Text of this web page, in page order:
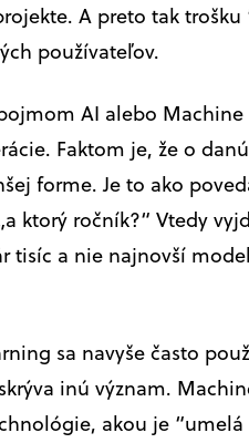
A preto tak trošku
používateľov.
AI alebo
Faktom je, že o
forme. Je to ako
ktorý ročník?“ Vtedy
tisíc a nie najnovší
sa navyše často
inú význam.
akou je